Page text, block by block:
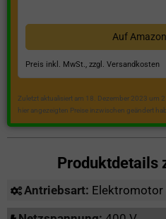
Auf
Preis inkl. MwSt., zzgl. Versandkosten
Zuletzt aktualisiert am 18. Dezember 2023 um
hier angezeigten Preise inzwischen geändert
Produktdetails
Antriebsart: Elektromotor